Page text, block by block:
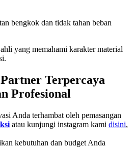
bengkok dan tidak tahan beban
yang memahami karakter material
Terpercaya
Profesional
Anda terhambat oleh pemasangan
atau kunjungi instagram kami disini,
kebutuhan dan budget Anda